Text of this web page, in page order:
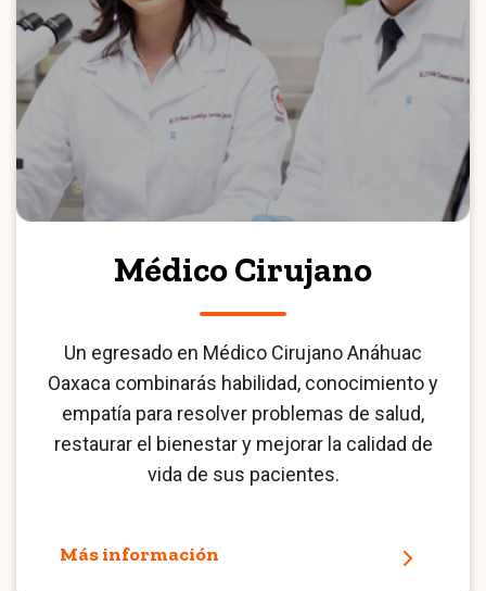
Médico Cirujano
Un egresado en Médico Cirujano Anáhuac
Oaxaca combinarás habilidad, conocimiento y
empatía para resolver problemas de salud,
restaurar el bienestar y mejorar la calidad de
vida de sus pacientes.
Más información